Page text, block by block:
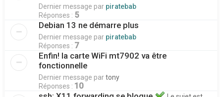
Dernier message par piratebab
Réponses : 5
Debian 13 ne démarre plus
Dernier message par piratebab
Réponses : 7
Enfin! la carte WiFi mt7902 va être
fonctionnelle
Dernier message partony
Réponses : 10